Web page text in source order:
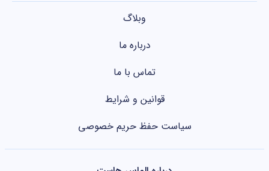
وبلاگ
درباره ما
تماس با ما
قوانین و شرایط
سیاست حفظ حریم خصوصی